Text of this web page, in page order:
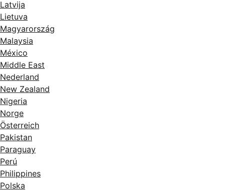
Latvija
Lietuva
Magyarország
Malaysia
México
Middle East
Nederland
New Zealand
Nigeria
Norge
Österreich
Pakistan
Paraguay
Perú
Philippines
Polska